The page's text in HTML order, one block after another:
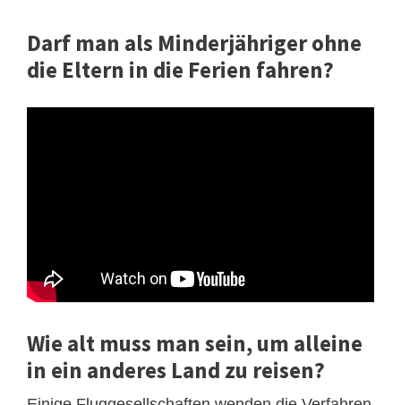
Darf man als Minderjähriger ohne
die Eltern in die Ferien fahren?
Wie alt muss man sein, um alleine
in ein anderes Land zu reisen?